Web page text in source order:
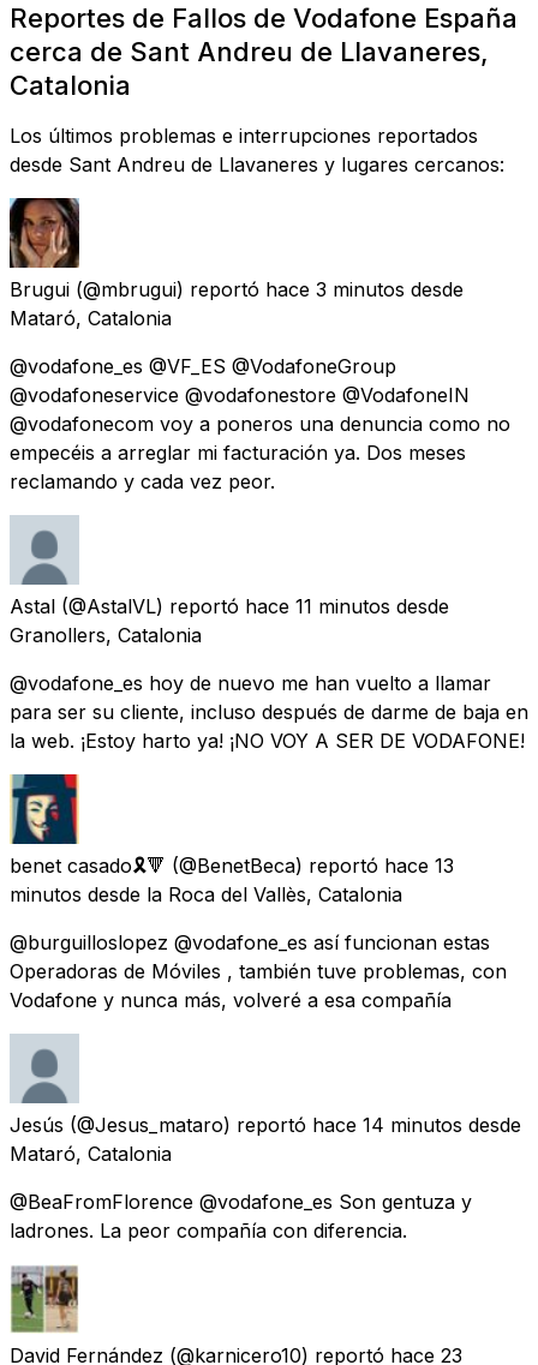
Reportes de Fallos de Vodafone España
cerca de Sant Andreu de Llavaneres,
Catalonia
Los últimos problemas e interrupciones reportados
desde Sant Andreu de Llavaneres y lugares cercanos:
Brugui (@mbrugui) reportó hace 3 minutos desde
Mataró, Catalonia
@vodafone_es @VF_ES @VodafoneGroup
@vodafoneservice @vodafonestore @VodafoneIN
@vodafonecom voy a poneros una denuncia como no
empecéis a arreglar mi facturación ya. Dos meses
reclamando y cada vez peor.
Astal (@AstalVL) reportó hace 11 minutos desde
Granollers, Catalonia
@vodafone_es hoy de nuevo me han vuelto a llamar
para ser su cliente, incluso después de darme de baja en
la web. ¡Estoy harto ya! ¡NO VOY A SER DE VODAFONE!
benet casado🎗️🔻 (@BenetBeca) reportó hace 13
minutos desde la Roca del Vallès, Catalonia
@burguilloslopez @vodafone_es así funcionan estas
Operadoras de Móviles , también tuve problemas, con
Vodafone y nunca más, volveré a esa compañía
Jesús (@Jesus_mataro) reportó hace 14 minutos desde
Mataró, Catalonia
@BeaFromFlorence @vodafone_es Son gentuza y
ladrones. La peor compañía con diferencia.
David Fernández (@karnicero10) reportó hace 23